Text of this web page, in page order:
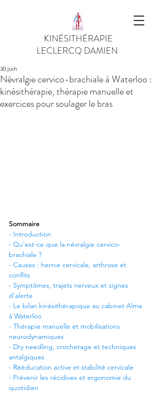
KINÉSITHÉRAPIE
LECLERCQ DAMIEN
Névralgie cervico-brachiale à Waterloo :
kinésithérapie, thérapie manuelle et
exercices pour soulager le bras
30 juin
Sommaire
- Introduction
- Qu'est-ce que la névralgie cervico-
brachiale ?
- Causes : hernie cervicale, arthrose et
conflits
- Symptômes, trajets nerveux et signes
d'alerte
- Le bilan kinésithérapique au cabinet Alma
à Waterloo
- Thérapie manuelle et mobilisations
neurodynamiques
- Dry needling, crochetage et techniques
antalgiques
- Rééducation active et stabilité cervicale
- Prévenir les récidives et ergonomie du
quotidien